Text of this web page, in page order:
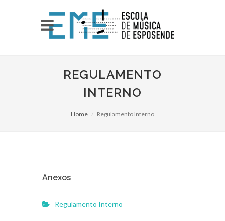
REGULAMENTO
INTERNO
Home Regulamento Interno
Anexos
Regulamento Interno